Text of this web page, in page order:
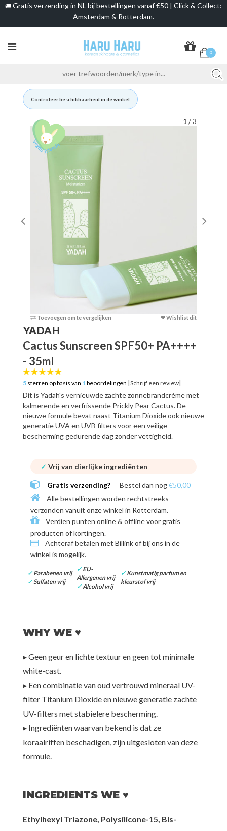
🚚 Gratis verzending in NL bij bestellingen vanaf €50 | Click & Collect:
Amsterdam & Rotterdam.
0
Controleer beschikbaarheid in de winkel
1 / 3
Toevoegen om te vergelijken ❤ Wishlist dit
YADAH
Cactus Sunscreen SPF50+ PA++++
- 35ml
5 sterren op basis van 1beoordelingen [Schrijf een review]
Dit is Yadah's vernieuwde zachte zonnebrandcrème met
kalmerende en verfrissende Prickly Pear Cactus. De
nieuwe formule bevat naast Titanium Dioxide ook nieuwe
generatie UVA en UVB filters voor een veilige
bescherming gedurende dag zonder vettigheid.
✓ Vrij van dierlijke ingrediënten
Gratis verzending? Bestel dan nog€50,00
Alle bestellingen worden rechtstreeks
verzonden vanuit onze winkel in Rotterdam.
Verdien punten online & offline voor gratis
producten of kortingen.
Achteraf betalen met Billink of bij ons in de
winkel is mogelijk.
✓ Parabenen vrij
✓Sulfaten vrij
✓ EU-
Allergenen vrij
✓Alcoholvrij
✓ Kunstmatigparfum en
kleurstof vrij
WHY WE ♥
▸ Geen geur en lichte textuur en geen tot minimale
white-cast.
▸ Een combinatie van oud vertrouwd mineraal UV-
filter Titanium Dioxide en nieuwe generatie zachte
UV-filters met stabielere bescherming.
▸ Ingrediënten waarvan bekend is dat ze
koraalriffen beschadigen, zijn uitgesloten van deze
formule.
INGREDIENTS WE ♥
Ethylhexyl Triazone, Polysilicone-15, Bis-